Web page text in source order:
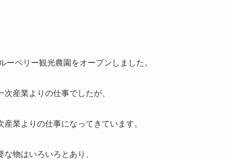
ベリー観光農園をオープンしました。
産業よりの仕事でしたが、
業よりの仕事になってきています。
物はいろいろとあり、